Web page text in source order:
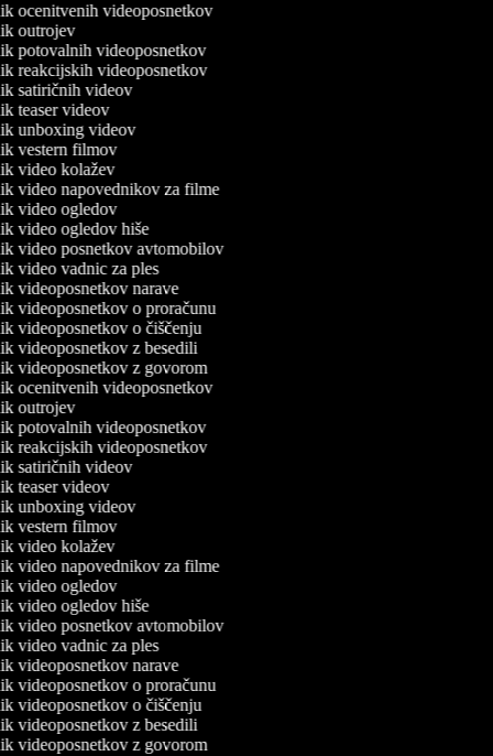
ocenitvenih videoposnetkov
outrojev
potovalnih videoposnetkov
reakcijskih videoposnetkov
satiričnih videov
teaser videov
unboxing videov
vestern filmov
video kolažev
video napovednikov za filme
video ogledov
video ogledov hiše
video posnetkov avtomobilov
video vadnic za ples
videoposnetkov narave
videoposnetkov o proračunu
videoposnetkov o čiščenju
videoposnetkov z besedili
videoposnetkov z govorom
ocenitvenih videoposnetkov
outrojev
potovalnih videoposnetkov
reakcijskih videoposnetkov
satiričnih videov
teaser videov
unboxing videov
vestern filmov
video kolažev
video napovednikov za filme
video ogledov
video ogledov hiše
video posnetkov avtomobilov
video vadnic za ples
videoposnetkov narave
videoposnetkov o proračunu
videoposnetkov o čiščenju
videoposnetkov z besedili
videoposnetkov z govorom